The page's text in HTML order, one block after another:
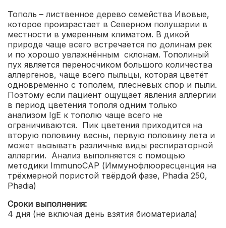
Тополь – лиственное дерево семейства Ивовые,
которое произрастает в Северном полушарии в
местности в умеренным климатом. В дикой
природе чаще всего встречается по долинам рек
и по хорошо увлажнённым склонам. Тополиный
пух является переносчиком большого количества
аллергенов, чаще всего пыльцы, которая цветёт
одновременно с тополем, плесневых спор и пыли.
Поэтому если пациент ощущает явления аллергии
в период цветения тополя одним только
анализом IgE к тополю чаще всего не
ограничиваются. Пик цветения приходится на
вторую половину весны, первую половину лета и
может вызывать различные виды респираторной
аллергии. Анализ выполняется с помощью
методики ImmunoCAP (Иммунофлюоресценция на
трёхмерной пористой твёрдой фазе, Phadia 250,
Phadia)
Сроки выполнения:
4 дня (не включая день взятия биоматериала)